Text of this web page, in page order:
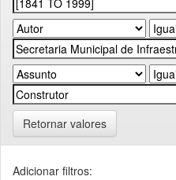
Retornar valores
Adicionar filtros: